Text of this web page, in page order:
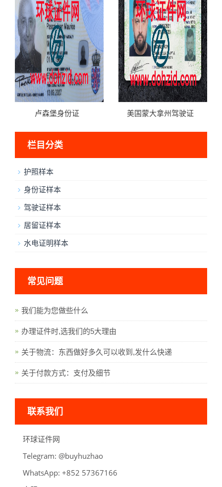
卢森堡身份证 美国蒙大拿州驾驶证
栏目分类
护照样本
身份证样本
驾驶证样本
居留证样本
水电证明样本
常见问题
我们能为您做些什么
办理证件时,选我们的5大理由
关于物流：东西做好多久可以收到,发什么快递
关于付款方式：支付及细节
联系我们
环球证件网
Telegram: oahzuhyub@
WhatsApp: 66176375 258+